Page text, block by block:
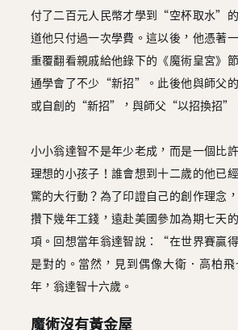
付了二百元人民幣才學到“空杯取水”的
道他只付過一次學費。這以後，他憑著
重覆翻看親戚給他錄下的《魔術皇宮》
通學會了不少“新招”。此後他與師父
或自創的“新招”，與師父“以招換招”
小小翁達智不是年少老成，而是一個比
理想的小孩子！誰會想到十二歲的他已
驚的大行動？為了印證自己的創作理念
攢下幾年工錢，遠赴美國參加為期七天
項。回想當年翁達智說：“在世界賽贏
是對的。當然，見到偶像大衛．高柏
年，翁達智十六歲。
魔術沒有黃金屋